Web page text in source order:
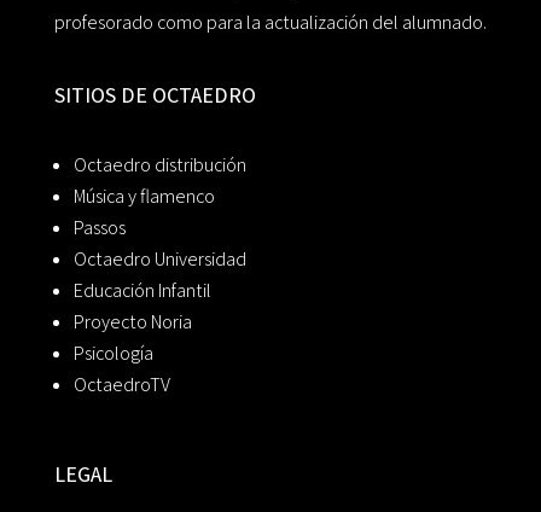
profesorado como para la actualización del alumnado.
SITIOS DE OCTAEDRO
Octaedro distribución
Música y flamenco
Passos
Octaedro Universidad
Educación Infantil
Proyecto Noria
Psicología
OctaedroTV
LEGAL